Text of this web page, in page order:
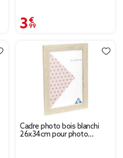
3,99 €
Cadre photo bois blanchi
26x34cm pour photo